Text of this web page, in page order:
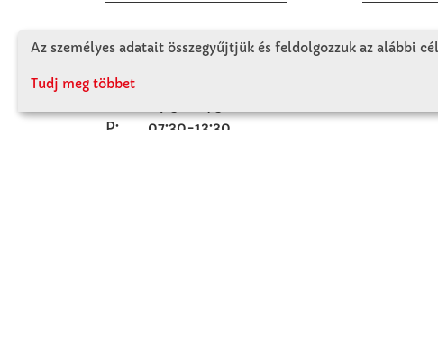
Winkler Iskolaszer Kft.
9241 Jánossomorja
P: 07:30-13:30
Az személyes adatait összegyűjtjük és feldolgozzuk az alábbi
Tudj meg többet